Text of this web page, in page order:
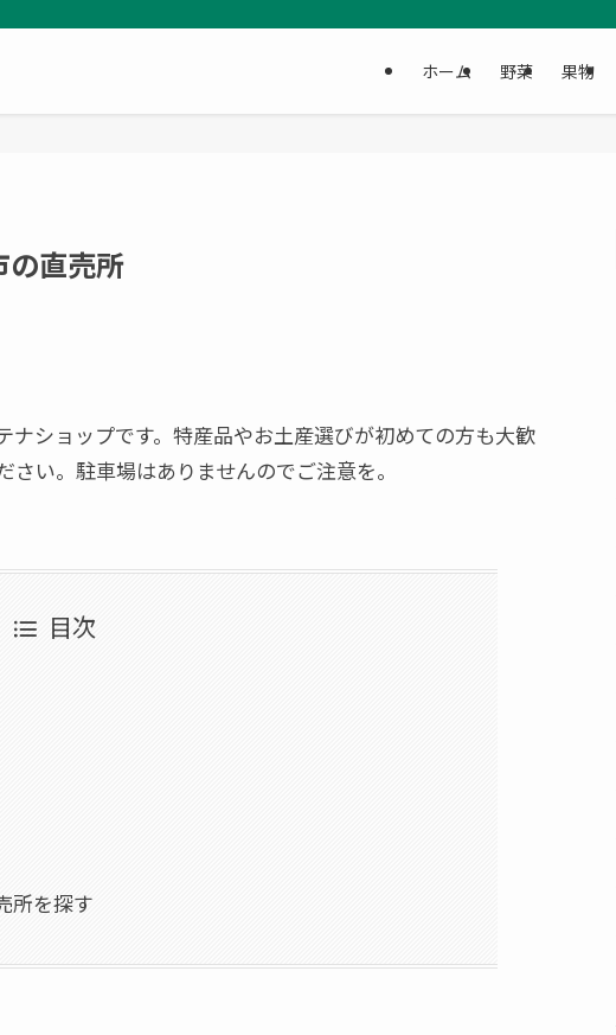
ホーム 野菜 果物
の直売所
ショップです。特産品やお土産選びが初めての方も大歓
い。駐車場はありませんのでご注意を。
目次
所を探す